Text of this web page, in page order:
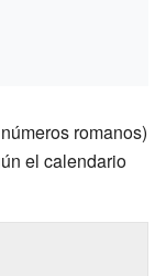
romanos)
el calendario